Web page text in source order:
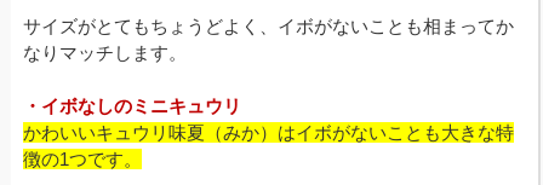
サイズがとてもちょうどよく、イボがないことも相まってか
なりマッチします。
・イボなしのミニキュウリ
かわいいキュウリ味夏（みか）はイボがないことも大きな特
徴の1つです。